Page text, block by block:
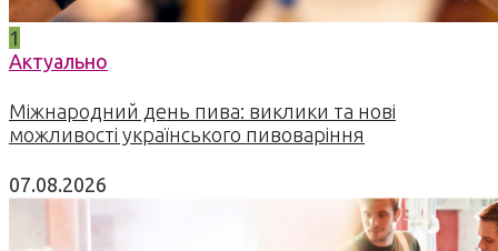
1
Актуально
Міжнародний день пива: виклики та нові
можливості українського пивоваріння
07.08.2026